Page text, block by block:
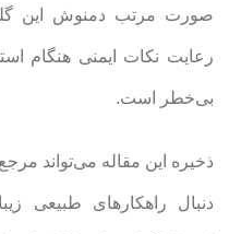
صورت مرتب دمنوش این
رعایت نکات ایمنی هنگام
بی‌خطر است.
ذخیره این مقاله می‌تواند
دنبال راهکارهای طبیعی